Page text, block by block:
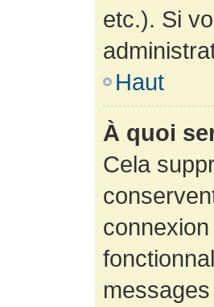
etc.). Si
Haut
À quoi
Cela